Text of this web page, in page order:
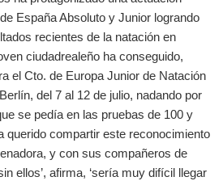
España Absoluto y Junior logrando
recientes de la natación en
ciudadrealeño ha conseguido,
el Cto. de Europa Junior de Natación
del 7 al 12 de julio, nadando por
se pedía en las pruebas de 100 y
querido compartir este reconocimiento
y con sus compañeros de
ellos’, afirma, ‘sería muy difícil llegar